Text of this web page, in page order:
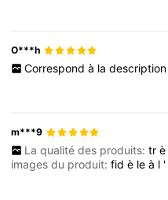
O***h
Correspond à la description
m***9
La qualité des produits: tr è
images du produit:fidè leà l '